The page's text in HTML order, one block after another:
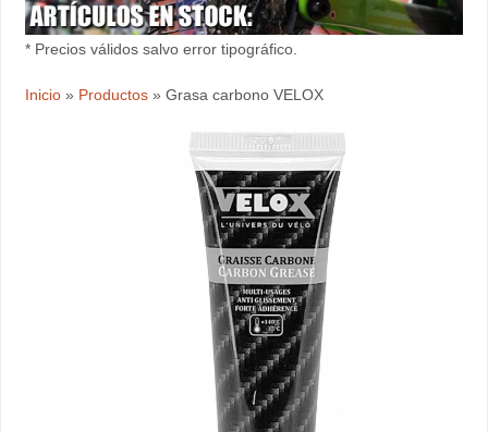
* Precios válidos salvo error tipográfico.
Inicio» Productos» Grasa carbono VELOX